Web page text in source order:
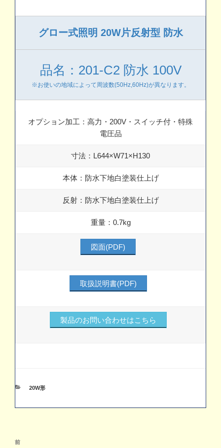
グロー式照明 20W片反射型 防水
品名：201-C2 防水 100V
※お使いの地域によって周波数(50Hz,60Hz)が異なります。
オプション加工：高力・200V・スイッチ付・特殊
電圧品
寸法：L644×W71×H130
本体：防水下地白塗装仕上げ
反射：防水下地白塗装仕上げ
重量：0.7kg
図面(PDF)
取扱説明書(PDF)
製品のお問い合わせはこちら
カ
20W形
投
前
前